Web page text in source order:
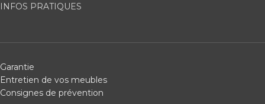
INFOS PRATIQUES
Garantie
Entretien de vos meubles
Consignes de prévention